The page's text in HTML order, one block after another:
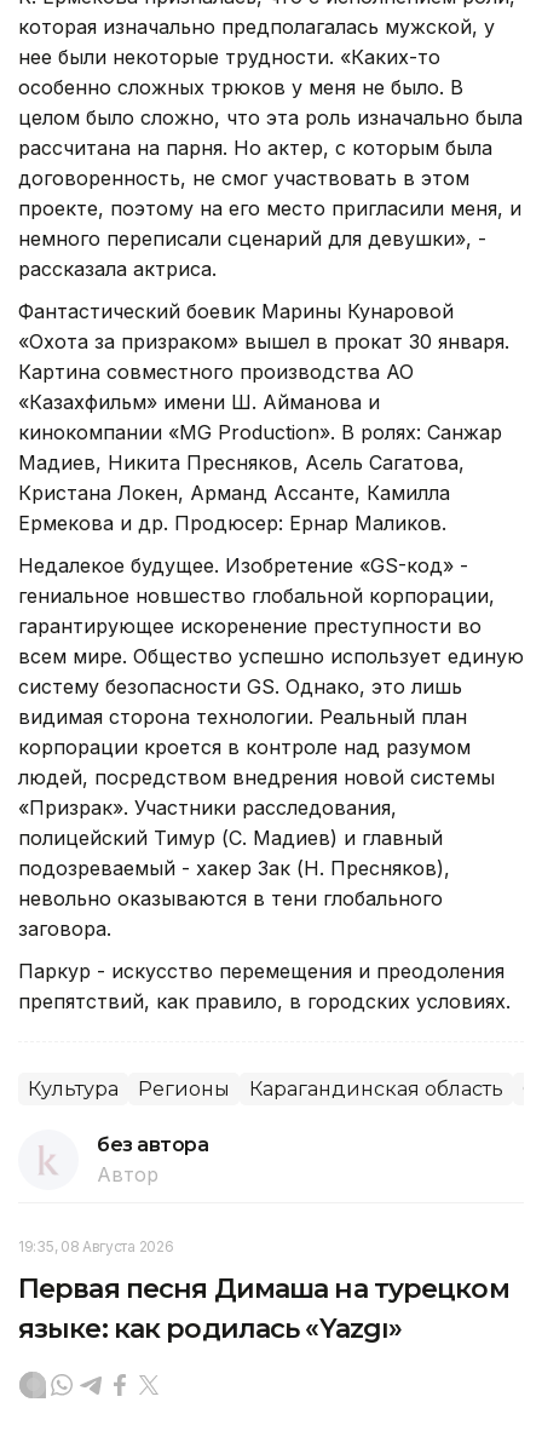
которая изначально предполагалась мужской, у
нее были некоторые трудности. «Каких-то
особенно сложных трюков у меня не было. В
целом было сложно, что эта роль изначально была
рассчитана на парня. Но актер, с которым была
договоренность, не смог участвовать в этом
проекте, поэтому на его место пригласили меня, и
немного переписали сценарий для девушки», -
рассказала актриса.
Фантастический боевик Марины Кунаровой
«Охота за призраком» вышел в прокат 30 января.
Картина совместного производства АО
«Казахфильм» имени Ш. Айманова и
кинокомпании «MG Production». В ролях: Санжар
Мадиев, Никита Пресняков, Асель Сагатова,
Кристана Локен, Арманд Ассанте, Камилла
Ермекова и др. Продюсер: Ернар Маликов.
Недалекое будущее. Изобретение «GS-код» -
гениальное новшество глобальной корпорации,
гарантирующее искоренение преступности во
всем мире. Общество успешно использует единую
систему безопасности GS. Однако, это лишь
видимая сторона технологии. Реальный план
корпорации кроется в контроле над разумом
людей, посредством внедрения новой системы
«Призрак». Участники расследования,
полицейский Тимур (С. Мадиев) и главный
подозреваемый - хакер Зак (Н. Пресняков),
невольно оказываются в тени глобального
заговора.
Паркур - искусство перемещения и преодоления
препятствий, как правило, в городских условиях.
Культура Регионы Карагандинская область
без автора
Автор
19:35, 08 Августа 2026
Первая песня Димаша на турецком
языке: как родилась «Yazgı»